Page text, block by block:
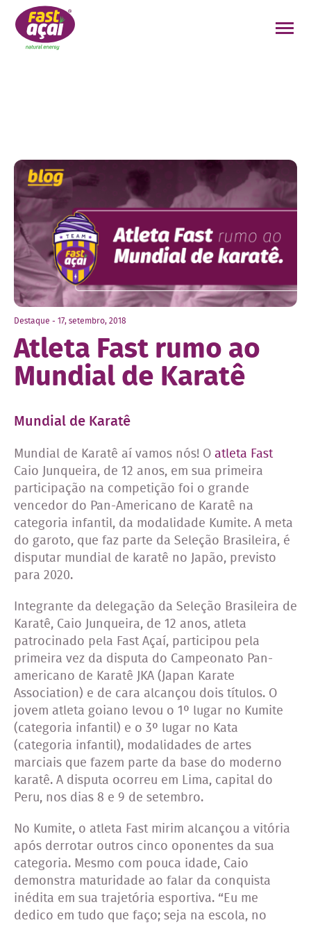
Destaque - 17, setembro, 2018
Atleta Fast rumo ao
Mundial de Karatê
Mundial de Karatê
Mundial de Karatê aí vamos nós! O atleta Fast
Caio Junqueira, de 12 anos, em sua primeira
participação na competição foi o grande
vencedor do Pan-Americano de Karatê na
categoria infantil, da modalidade Kumite. A meta
do garoto, que faz parte da Seleção Brasileira, é
disputar mundial de karatê no Japão, previsto
para 2020.
Integrante da delegação da Seleção Brasileira de
Karatê, Caio Junqueira, de 12 anos, atleta
patrocinado pela Fast Açaí, participou pela
primeira vez da disputa do Campeonato Pan-
americano de Karatê JKA (Japan Karate
Association) e de cara alcançou dois títulos. O
jovem atleta goiano levou o 1º lugar no Kumite
(categoria infantil) e o 3º lugar no Kata
(categoria infantil), modalidades de artes
marciais que fazem parte da base do moderno
karatê. A disputa ocorreu em Lima, capital do
Peru, nos dias 8 e 9 de setembro.
No Kumite, o atleta Fast mirim alcançou a vitória
após derrotar outros cinco oponentes da sua
categoria. Mesmo com pouca idade, Caio
demonstra maturidade ao falar da conquista
inédita em sua trajetória esportiva. “Eu me
dedico em tudo que faço; seja na escola, no